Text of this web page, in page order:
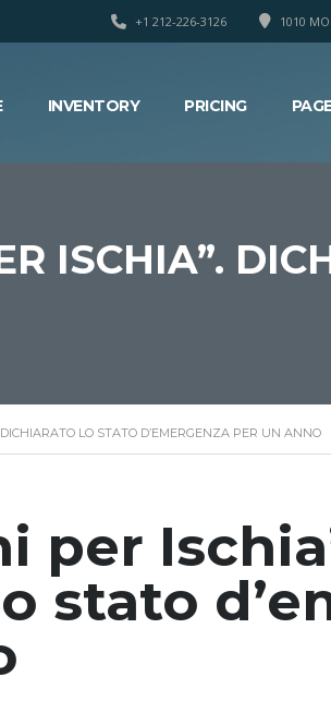
1010
+1 212-226-3126
INVENTORY PRICING
ISCHIA”.
LO STATO D’EMERGENZA PER UN ANNO
per
stato